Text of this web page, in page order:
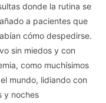
donde la rutina se
a pacientes que
cómo despedirse.
sin miedos y con
como muchísimos
mundo, lidiando con
y noches